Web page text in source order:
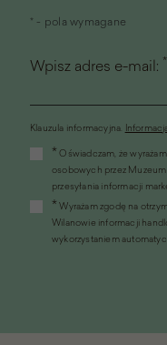
* - pola wymagane
Wpisz adres e-mail: *
Klauzula informacyjna.
otworzy
nowym
oknie)
* Oświadczam, że
osobowych przez Muzeum
przesyłania informacji
* Wyrażam zgodę na
Wilanowie informacji
wykorzystaniem